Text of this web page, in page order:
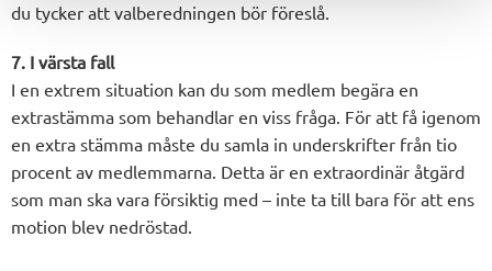
du tycker att valberedningen bör föreslå.
7. I värsta fall
I en extrem situation kan du som medlem begära en
extrastämma som behandlar en viss fråga. För att få igenom
en extra stämma måste du samla in underskrifter från tio
procent av medlemmarna. Detta är en extraordinär åtgärd
som man ska vara försiktig med – inte ta till bara för att ens
motion blev nedröstad.